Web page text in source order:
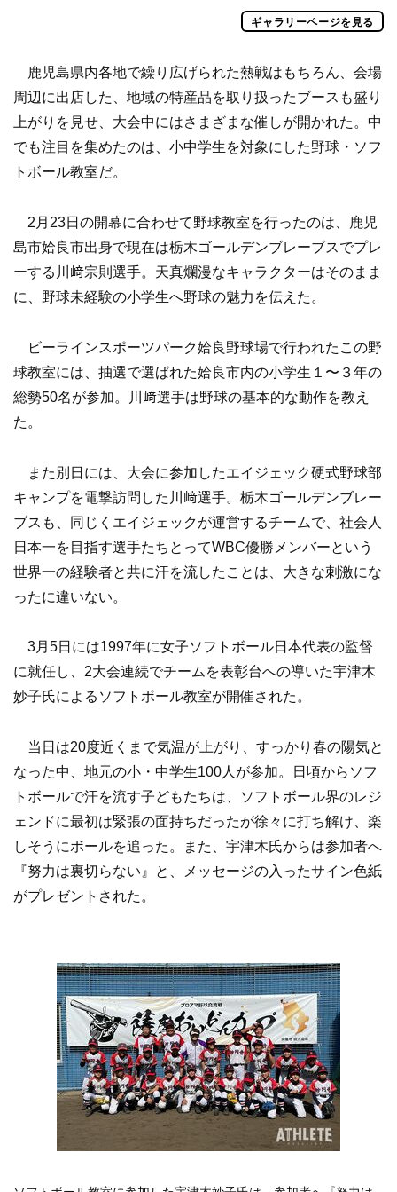
ギャラリーページを見る
鹿児島県内各地で繰り広げられた熱戦はもちろん、会場
周辺に出店した、地域の特産品を取り扱ったブースも盛り
上がりを見せ、大会中にはさまざまな催しが開かれた。中
でも注目を集めたのは、小中学生を対象にした野球・ソフ
トボール教室だ。
2月23日の開幕に合わせて野球教室を行ったのは、鹿児
島市姶良市出身で現在は栃木ゴールデンブレーブスでプレ
ーする川﨑宗則選手。天真爛漫なキャラクターはそのまま
に、野球未経験の小学生へ野球の魅力を伝えた。
ビーラインスポーツパーク姶良野球場で行われたこの野
球教室には、抽選で選ばれた姶良市内の小学生１〜３年の
総勢50名が参加。川﨑選手は野球の基本的な動作を教え
た。
また別日には、大会に参加したエイジェック硬式野球部
キャンプを電撃訪問した川﨑選手。栃木ゴールデンブレー
ブスも、同じくエイジェックが運営するチームで、社会人
日本一を目指す選手たちとってWBC優勝メンバーという
世界一の経験者と共に汗を流したことは、大きな刺激にな
ったに違いない。
3月5日には1997年に女子ソフトボール日本代表の監督
に就任し、2大会連続でチームを表彰台への導いた宇津木
妙子氏によるソフトボール教室が開催された。
当日は20度近くまで気温が上がり、すっかり春の陽気と
なった中、地元の小・中学生100人が参加。日頃からソフ
トボールで汗を流す子どもたちは、ソフトボール界のレジ
ェンドに最初は緊張の面持ちだったが徐々に打ち解け、楽
しそうにボールを追った。また、宇津木氏からは参加者へ
『努力は裏切らない』と、メッセージの入ったサイン色紙
がプレゼントされた。